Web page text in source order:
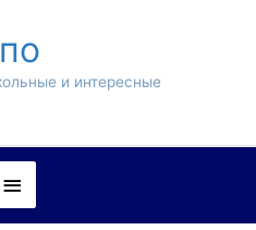
и интересные